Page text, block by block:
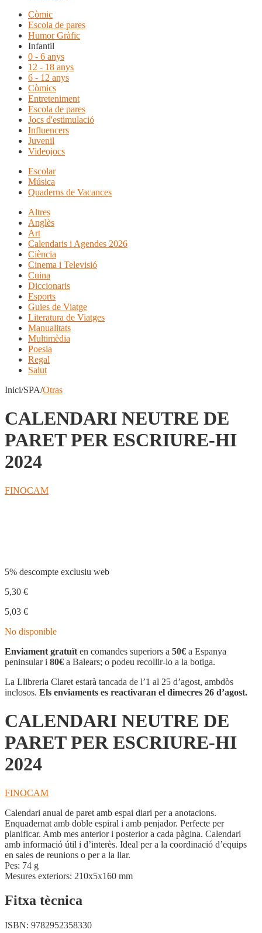
Còmic
Escola de pares
Humor Gràfic
Infantil
0 - 6 anys
12 - 18 anys
6 - 12 anys
Còmics
Entreteniment
Escola de pares
Jocs d'estimulació
Influencers
Juvenil
Videojocs
Escolar
Música
Quaderns de Vacances
Altres
Anglès
Art
Calendaris i Agendes 2026
Ciència
Cinema i Televisió
Cuina
Diccionaris
Esports
Guies de Viatge
Literatura de Viatges
Manualitats
Multimèdia
Poesia
Regal
Salut
Inici/SPA/Otras
CALENDARI NEUTRE DE
PARET PER ESCRIURE-HI
2024
FINOCAM
5% descompte exclusiu web
5,30 €
5,03 €
No disponible
Enviament gratuït en comandes superiors a 50€ a Espanya
peninsular i 80€ a Balears; o podeu recollir-lo a la botiga.
La Llibreria Claret estarà tancada de l’1 al 25 d’agost, ambdòs
inclosos. Els enviaments es reactivaran el dimecres 26 d’agost.
CALENDARI NEUTRE DE
PARET PER ESCRIURE-HI
2024
FINOCAM
Calendari anual de paret amb espai diari per a anotacions.
Enquadernat amb doble espiral i amb penjador. Perfecte per
planificar. Amb mes anterior i posterior a cada pàgina. Calendari
amb informació útil i d’interès. Ideal per a la coordinació d’equips
en sales de reunions o per a la llar.
Pes: 74 g
Mesures exteriors: 210x5x160 mm
Fitxa tècnica
ISBN: 9782952358330